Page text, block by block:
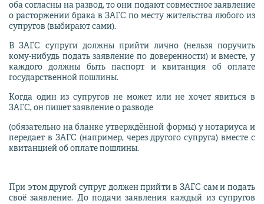
оба согласны на развод, то они подают совместное заявление
о расторжении брака в ЗАГС по месту жительства любого из
супругов (выбирают сами).
В ЗАГС супруги должны прийти лично (нельзя поручить
кому-нибудь подать заявление по доверенности) и вместе, у
каждого должны быть паспорт и квитанция об оплате
государственной пошлины.
Когда один из супругов не может или не хочет явиться в
ЗАГС, он пишет заявление о разводе
(обязательно на бланке утверждённой формы) у нотариуса и
передает в ЗАГС (например, через другого супруга) вместе с
квитанцией об оплате пошлины.
При этом другой супруг должен прийти в ЗАГС сам и подать
своё заявление. До подачи заявления каждый из супругов